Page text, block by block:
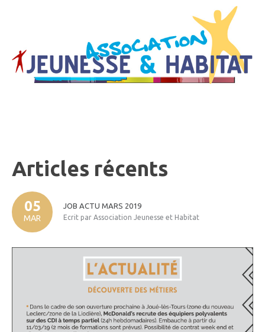
Articles récents
05
MAR
JOB ACTU MARS 2019
Ecrit par Association Jeunesse et Habitat